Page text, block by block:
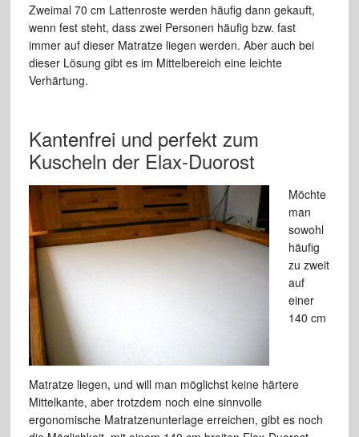
Zweimal 70 cm Lattenroste werden häufig dann gekauft,
wenn fest steht, dass zwei Personen häufig bzw. fast
immer auf dieser Matratze liegen werden. Aber auch bei
dieser Lösung gibt es im Mittelbereich eine leichte
Verhärtung.
Kantenfrei und perfekt zum
Kuscheln der Elax-Duorost
Möchte
man
sowohl
häufig
zu zweit
auf
einer
140 cm
Matratze liegen, und will man möglichst keine härtere
Mittelkante, aber trotzdem noch eine sinnvolle
ergonomische Matratzenunterlage erreichen, gibt es noch